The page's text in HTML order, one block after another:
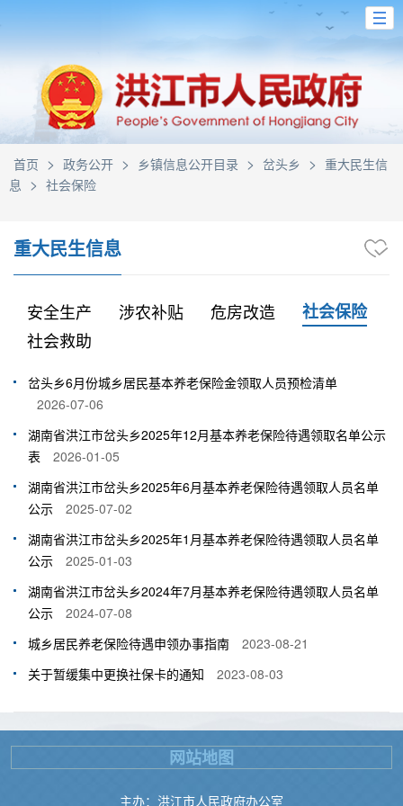
首页 > 政务公开 > 乡镇信息公开目录 > 岔头乡 > 重大民生信
息 > 社会保险
重大民生信息
安全生产 涉农补贴 危房改造
社会保险
社会救助
岔头乡6月份城乡居民基本养老保险金领取人员预检清单
2026-07-06
湖南省洪江市岔头乡2025年12月基本养老保险待遇领取名单公示
表
2026-01-05
湖南省洪江市岔头乡2025年6月基本养老保险待遇领取人员名单
公示
2025-07-02
湖南省洪江市岔头乡2025年1月基本养老保险待遇领取人员名单
公示
2025-01-03
湖南省洪江市岔头乡2024年7月基本养老保险待遇领取人员名单
公示
2024-07-08
城乡居民养老保险待遇申领办事指南
2023-08-21
关于暂缓集中更换社保卡的通知
2023-08-03
主办：洪江市人民政府办公室
网站地图